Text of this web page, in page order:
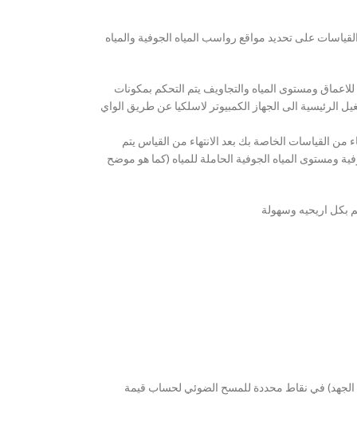
على تحديد مواقع رواسب المياه الجوفية والمياه
ومستوى المياه والتجاويف يتم التحكم بمكونات
الى الجهاز الكمبيوتر لاسلكيا عن طريق الواي
القياسات الخاصة بك بعد الانتهاء من القياس يتم
ومستوى المياه الجوفية الحاملة للمياه (كما هو موضح
بكل اريحيه وسهولة
الجهد) في نقاط محددة للمسح الضوئي لحساب قيمة